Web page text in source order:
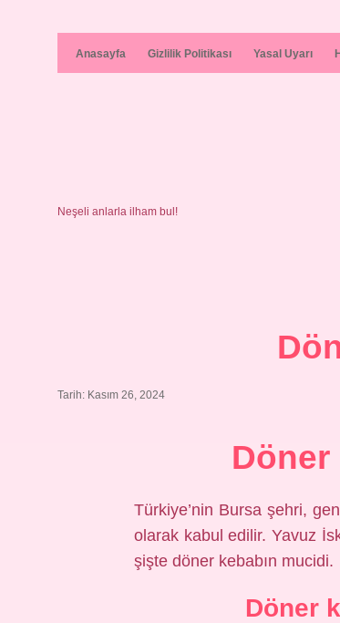
Anasayfa Gizlilik Politikası Yasal Uyarı
Neşeli anlarla ilham bul!
Tarih: Kasım 26, 2024
Türkiye’nin Bursa şehri,
olarak kabul edilir. Yavuz
şişte döner kebabın mucidi.
Döner